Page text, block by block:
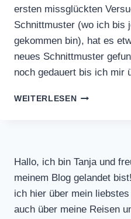
ersten missglückten
Schnittmuster (wo ich bis
gekommen bin), hat es
neues Schnittmuster
noch gedauert bis ich mir
WEITERLESENHOSENROCK
Hallo, ich bin Tanja und
meinem Blog gelandet
ich hier über mein
auch über meine Reisen